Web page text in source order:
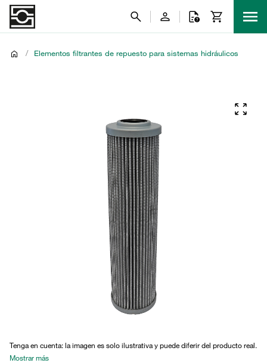
/ Elementos filtrantes de repuesto para sistemas hidráulicos
Tenga en cuenta: la imagen es solo ilustrativa y puede diferir del producto real.
Mostrar más